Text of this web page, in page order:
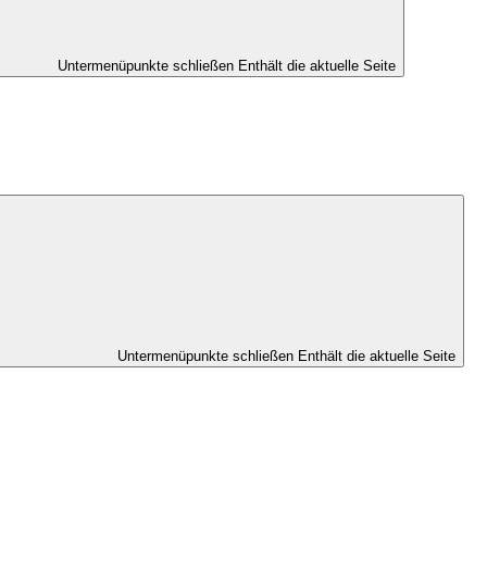
Untermenüpunkte schließen Enthält die aktuelle Seite
Untermenüpunkte schließen Enthält die aktuelle Seite